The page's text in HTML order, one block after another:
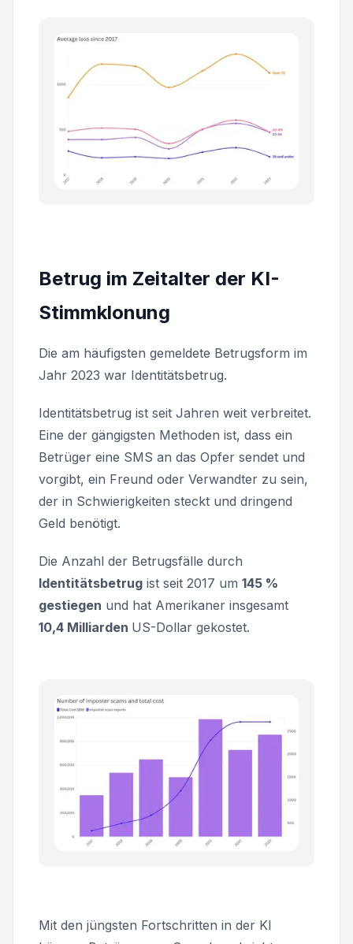
Betrug im Zeitalter der KI-
Stimmklonung
Die am häufigsten gemeldete Betrugsform im
Jahr 2023 war Identitätsbetrug.
Identitätsbetrug ist seit Jahren weit verbreitet.
Eine der gängigsten Methoden ist, dass ein
Betrüger eine SMS an das Opfer sendet und
vorgibt, ein Freund oder Verwandter zu sein,
der in Schwierigkeiten steckt und dringend
Geld benötigt.
Die Anzahl der Betrugsfälle durch
Identitätsbetrug ist seit 2017 um 145 %
gestiegen und hat Amerikaner insgesamt
10,4 Milliarden US-Dollar gekostet.
Mit den jüngsten Fortschritten in der KI